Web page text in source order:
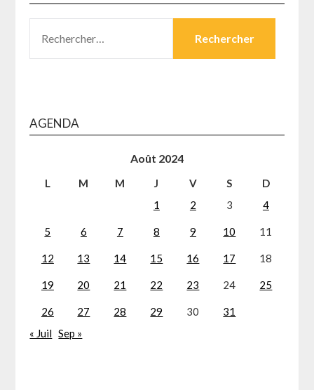
AGENDA
Août 2024
L M M J V S
D
1
2 3 4
5 6 7 8 9 10 11
12 13 14 15 16 17 18
19 20 21 22 23 24 25
26 27 28 29 30
31
« Juil Sep »